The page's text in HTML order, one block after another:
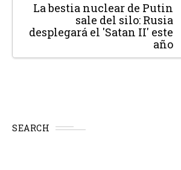
La bestia nuclear de Putin
sale del silo: Rusia
desplegará el 'Satan II' este
año
SEARCH